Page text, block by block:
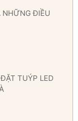
NHỮNG ĐIỀU
TUÝP LED